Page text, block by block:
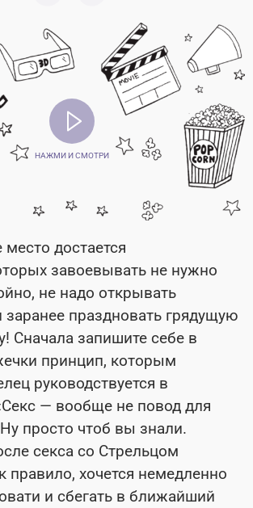
НАЖМИ И СМОТРИ
достается
завоевывать не нужно
не надо открывать
праздновать грядущую
Сначала запишите себе в
принцип, которым
руководствуется в
— вообще не повод для
просто чтоб вы знали.
секса со Стрельцом
правило, хочется немедленно
и сбегать в ближайший